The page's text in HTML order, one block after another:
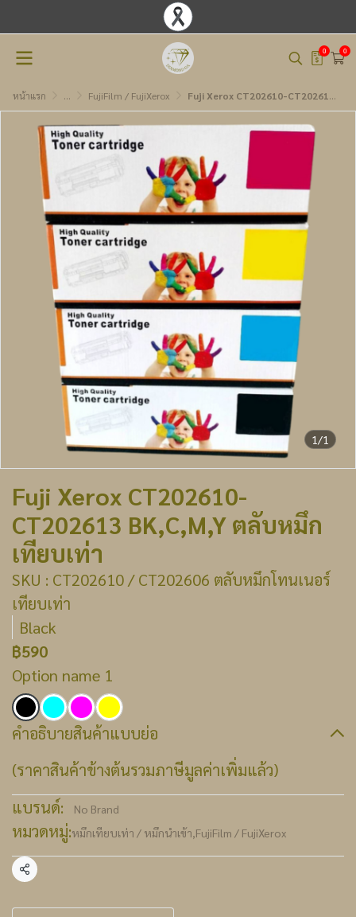
0 0
หน้าแรก ... FujiFilm / FujiXerox Fuji Xerox CT202610-CT202613 BK,C,M,Y ตลับหมึกเทียบเท่า
1/1
Fuji Xerox CT202610-
CT202613 BK,C,M,Y ตลับหมึก
เทียบเท่า
SKU : CT202610 / CT202606 ตลับหมึกโทนเนอร์
เทียบเท่า
Black
฿590
Option name 1
คำอธิบายสินค้าแบบย่อ
(ราคาสินค้าข้างต้นรวมภาษีมูลค่าเพิ่มแล้ว)
แบรนด์:
No Brand
หมวดหมู่:หมึกเทียบเท่า / หมึกนำเข้า,FujiFilm / FujiXerox
แชร์